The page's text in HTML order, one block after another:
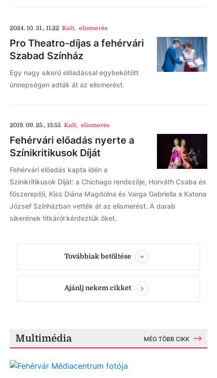
2024. 10. 31., 11:22 Kult, elismerés
Pro Theatro-díjas a fehérvári
Szabad Színház
Egy nagy sikerű előadással egybekötött
ünnepségen adták át az elismerést.
2019. 09. 25., 13:55 Kult, elismerés
Fehérvári előadás nyerte a
Színikritikusok Díját
Fehérvári előadás kapta idén a
Színikritikusok Díját: a Chichago rendezője, Horváth Csaba és
főszereplői, Kiss Diána Magdolna és Varga Gabriella a Katona
József Színházban vették át az elismerést. A darab
sikerének titkáról kérdeztük őket.
Továbbiak betöltése
Ajánlj nekem cikket
Multimédia MÉG TÖBB CIKK